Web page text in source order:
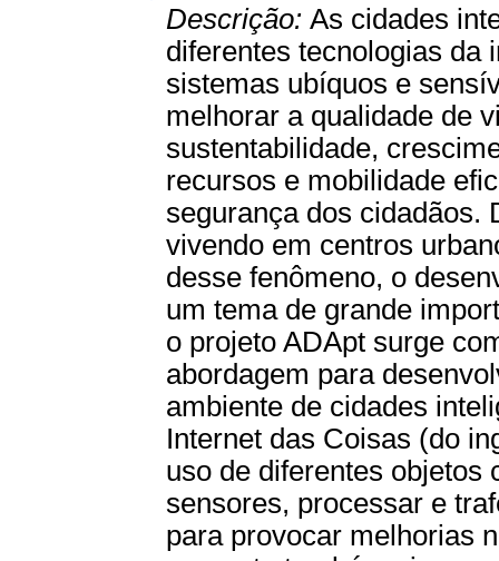
Descrição: As cidades
diferentes tecnologias da
sistemas ubíquos e
melhorar a qualidade de
sustentabilidade,
recursos e mobilidade
segurança dos cidadãos.
vivendo em centros
desse fenômeno, o
um tema de grande
o projeto ADApt surge
abordagem para
ambiente de cidades
Internet das Coisas (do
uso de diferentes objetos
sensores, processar e
para provocar melhorias